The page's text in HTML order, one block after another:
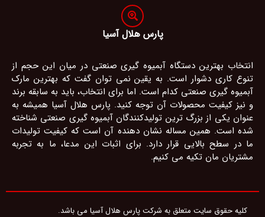
پارس هلال آسیا
انتخاب بهترین دستگاه آبمیوه گیری صنعتی در میان این حجم از
تنوع کاری دشوار است. به یقین نمی توان گفت که بهترین مارک
آبمیوه گیری صنعتی کدام است. اما برای انتخاب، باید به سابقه برند
و نیز کیفیت محصولات آن توجه کنید. پارس هلال آسیا همیشه به
عنوان یکی از بزرگ ترین تولیدکنندگان آبمیوه گیری صنعتی شناخته
شده است. همین مساله نشان دهنده آن است که کیفیت تولیدات
ما در سطح بالایی قرار دارد. برای اثبات این مدعا، ما به تجربه
مشتریان مان تکیه می کنیم.
کلیه حقوق سایت متعلق به شرکت پارس هلال آسیا می باشد.